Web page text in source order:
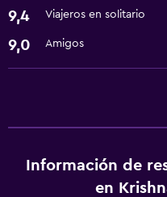
9,4 Viajeros en solitario
9,0 Amigos
Información de
en